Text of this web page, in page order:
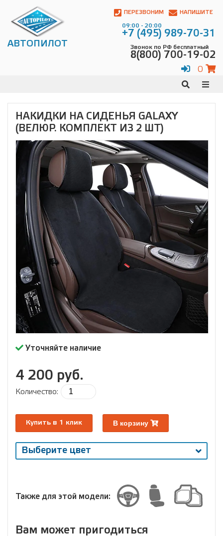
АВТОПИЛОТ
ПЕРЕЗВОНИМ НАПИШИТЕ
09:00 - 20:00
+7 (495) 989-70-31
Звонок по РФ бесплатный
8(800) 700-19-02
0
НАКИДКИ НА СИДЕНЬЯ GALAXY
(ВЕЛЮР. КОМПЛЕКТ ИЗ 2 ШТ)
Уточняйте наличие
4 200 руб.
Количество:
Купить в 1 клик В корзину
Выберите цвет
Выберите
Также для этой модели:
Вам может пригодиться
Контакты:
Адрес:
Чагинская
700-
Телефон:+7
(495)
989-
Электронная
почта:
info@avtopilot1.ru